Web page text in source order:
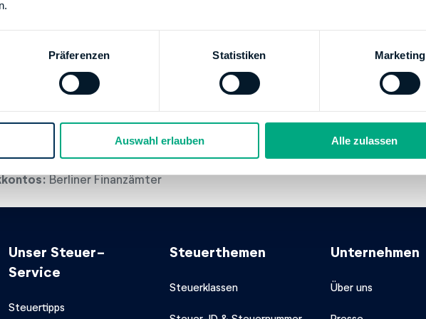
Präferenzen Statistiken Marketing
Auswahl erlauben Alle zulassen
Berliner Finanzämter
AG-POSTBANK BRANCH (FORMERLY DEUTSCHE POSTBANK AG)
Berliner Finanzämter
Unser Steuer-
Service
Steuertipps
Steuerthemen
Steuerklassen
Unternehmen
Über uns